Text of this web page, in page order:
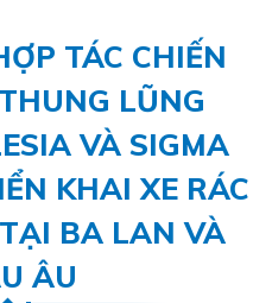
TÁC CHIẾN
LŨNG
VÀ SIGMA
KHAI XE RÁC
BA LAN VÀ
ÂU